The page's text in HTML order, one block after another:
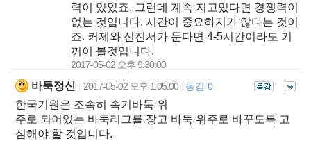
력이 있었죠. 그런데 계속 지고있다면 경쟁력이
없는 것입니다. 시간이 중요하지가 않다는 것이
죠. 커제와 신진서가 둔다면 4-5시간이라도 기
꺼이 볼것입니다.
2017-05-02 오후 9:30:00
바둑정신 2017-05-02 오후 1:05:00 동감 0
한국기원은 조속히 속기바둑 위
주로 되어있는 바둑리그를 장고 바둑 위주로 바꾸도록 고
심해야 할 것입니다.